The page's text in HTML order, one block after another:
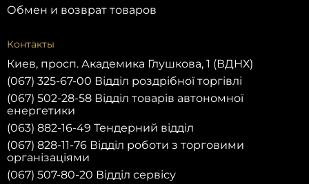
Обмен и возврат товаров
Контакты
Киев, просп. Академика Глушкова, 1 (ВДНХ)
(067) 325-67-00 Відділ роздрібної торгівлі
(067) 502-28-58 Відділ товарів автономної
енергетики
(063) 882-16-49 Тендерний відділ
(067) 828-11-76 Відділ роботи з торговими
організаціями
(067) 507-80-20 Відділ сервісу